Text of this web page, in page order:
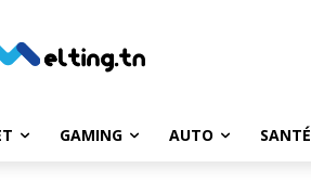
GAMING AUTO SANTÉ